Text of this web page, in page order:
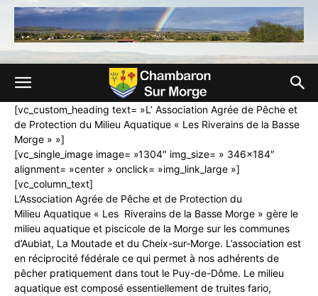
[vc_custom_heading text= »L’ Association Agrée de Pêche et
de Protection du Milieu Aquatique « Les Riverains de la Basse
Morge » »]
[vc_single_image image= »1304″ img_size= » 346×184″
alignment= »center » onclick= »img_link_large »]
[vc_column_text]
L’Association Agrée de Pêche et de Protection du
Milieu Aquatique « Les Riverains de la Basse Morge » gère le
milieu aquatique et piscicole de la Morge sur les communes
d’Aubiat, La Moutade et du Cheix-sur-Morge. L’association est
en réciprocité fédérale ce qui permet à nos adhérents de
pêcher pratiquement dans tout le Puy-de-Dôme. Le milieu
aquatique est composé essentiellement de truites fario,